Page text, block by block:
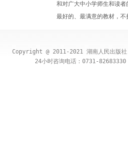
和对广大中小学师生和读
最好的、最满意的教材，
Copyright @ 2011-2021 湖南人民出版
24小时咨询电话：0731-